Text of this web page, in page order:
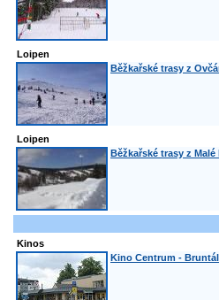
Loipen
Běžkařské trasy z
Loipen
Běžkařské trasy z Malé
Kinos
Kino Centrum - Bruntál